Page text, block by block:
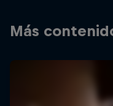
Más